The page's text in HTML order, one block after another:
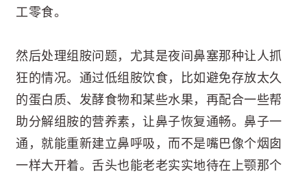
工零食。
然后处理组胺问题，尤其是夜间鼻塞那种让人抓
狂的情况。通过低组胺饮食，比如避免存放太久
的蛋白质、发酵食物和某些水果，再配合一些帮
助分解组胺的营养素，让鼻子恢复通畅。鼻子一
通，就能重新建立鼻呼吸，而不是嘴巴像个烟囱
一样大开着。舌头也能老老实实地待在上颚那个